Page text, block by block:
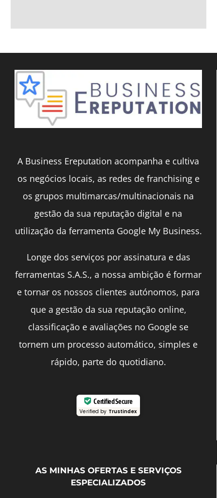
A Business Ereputation acompanha e cultiva
os negócios locais, as redes de franchising e
os grupos multimarcas/multinacionais na
gestão da sua reputação digital e na
utilização da ferramenta Google My Business.
Longe dos serviços por assinatura e das
ferramentas S.A.S., a nossa ambição é formar
e tornar os nossos clientes autónomos, para
que a gestão da sua reputação online,
classificação e avaliações no Google se
tornem um processo automático, simples e
rápido, parte do quotidiano.
Certified Secure
Verified by Trustindex
AS MINHAS OFERTAS E SERVIÇOS
ESPECIALIZADOS